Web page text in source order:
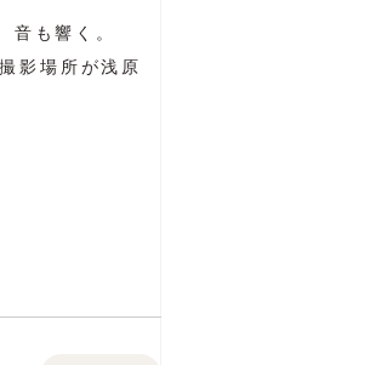
も響く。
影場所が浅原